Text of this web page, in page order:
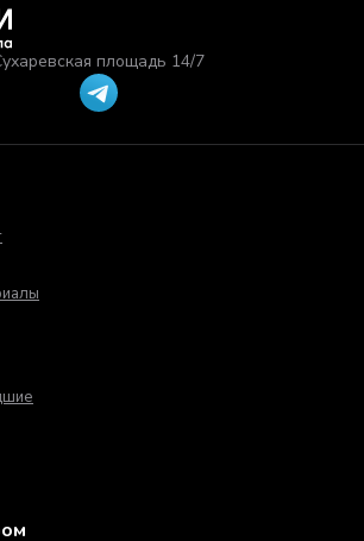
площадь 14/7